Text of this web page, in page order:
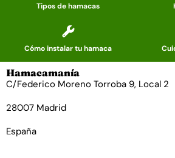
Tipos de hamacas
Cómo instalar tu hamaca
Hamacamanía
C/Federico Moreno Torroba 9, Local 2
28007 Madrid
España